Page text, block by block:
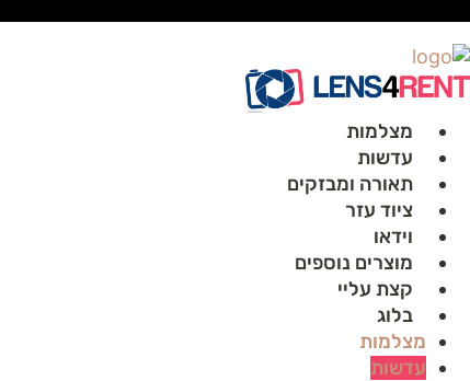
מצלמות
עדשות
תאורה ומבזקים
ציוד עזר
וידאו
מוצרים נוספים
קצת עליי
בלוג
מצלמות
עדשות